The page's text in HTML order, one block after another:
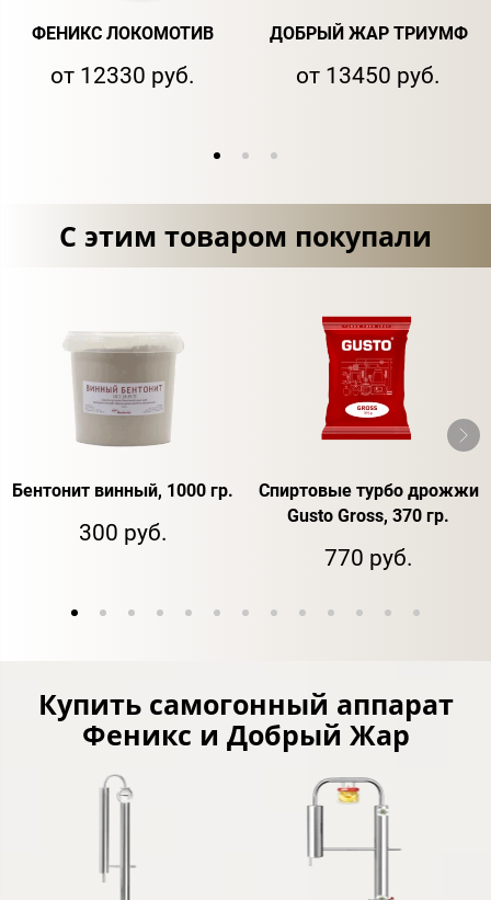
ФЕНИКС ЛОКОМОТИВ
от 12330 руб.
ДОБРЫЙ ЖАР ТРИУМФ
от 13450 руб.
С этим товаром покупали
Бентонит винный, 1000 гр.
300 руб.
Спиртовые турбо дрожжи
Gusto Gross, 370 гр.
770 руб.
Купить самогонный аппарат
Феникс и Добрый Жар